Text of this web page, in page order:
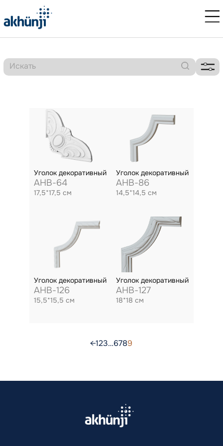
Уголок декоративный
AHB-64
17,5*17,5 см
Уголок декоративный
AHB-86
14,5*14,5 см
Уголок декоративный
AHB-126
15,5*15,5 см
Уголок декоративный
AHB-127
18*18 см
←123…6789